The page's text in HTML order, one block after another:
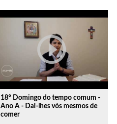
play_circle_outline
18º Domingo do tempo comum -
Ano A - Dai-lhes vós mesmos de
comer